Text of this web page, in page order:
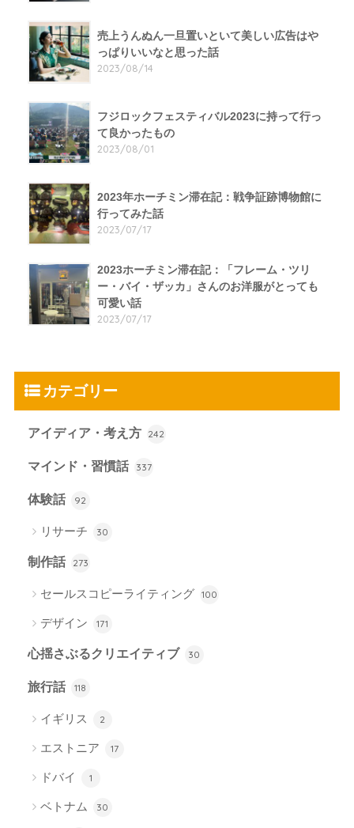
売上うんぬん一旦置いといて美しい広告はや
っぱりいいなと思った話
2023/08/14
フジロックフェスティバル2023に持って行っ
て良かったもの
2023/08/01
2023年ホーチミン滞在記：戦争証跡博物館に
行ってみた話
2023/07/17
2023ホーチミン滞在記：「フレーム・ツリ
ー・バイ・ザッカ」さんのお洋服がとっても
可愛い話
2023/07/17
カテゴリー
アイディア・考え方 242
マインド・習慣話 337
体験話 92
リサーチ 30
制作話 273
セールスコピーライティング 100
デザイン 171
心揺さぶるクリエイティブ 30
旅行話 118
イギリス 2
エストニア 17
ドバイ 1
ベトナム 30